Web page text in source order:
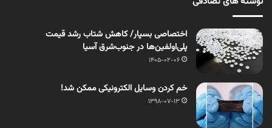
اختصاصی بسپار/ کاهش شتاب رشد قیمت
پلی‌اولفین‌ها در جنوب‌شرق آسیا
1405-02-06
خم کردن وسایل الکترونیکی ممکن شد!
1398-07-13